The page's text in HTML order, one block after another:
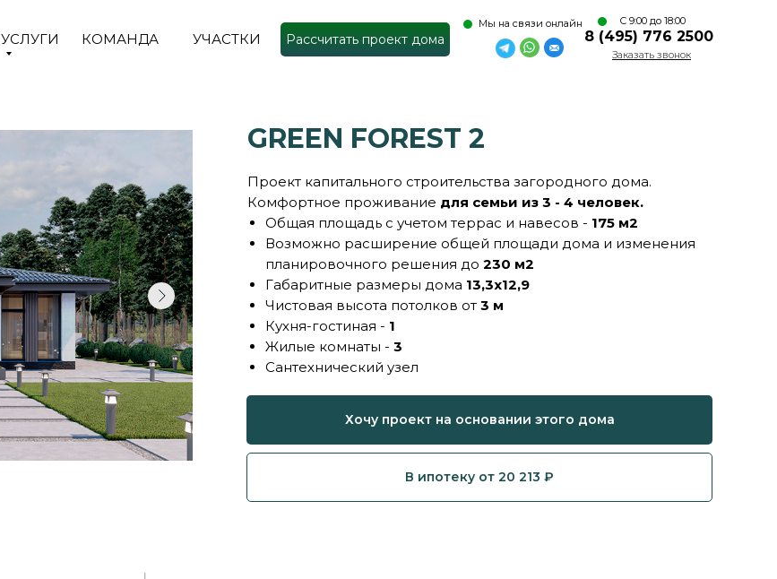
Рассчитать проект дома
Мы на связи онлайн С 9:00 до 18:00
Заказать звонок
УСЛУГИ КОМАНДА УЧАСТКИ 8 (495) 776 2500
Хочу проект на основании этого дома
В ипотеку от 20 213 ₽
GREEN FOREST 2
Проект капитального строительства загородного дома.
Комфортное проживание для семьи из 3 - 4 человек.
Общая площадь с учетом террас и навесов - 175 м2
Возможно расширение общей площади дома и изменения
планировочного решения до 230 м2
Габаритные размеры дома 13,3х12,9
Чистовая высота потолков от 3 м
Кухня-гостиная - 1
Жилые комнаты - 3
Сантехнический узел